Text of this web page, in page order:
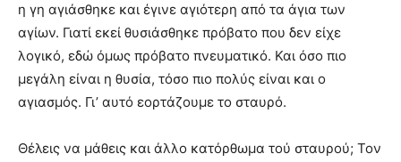
η γη αγιάσθηκε και έγινε αγιότερη από τα άγια των
αγίων. Γιατί εκεί θυσιάσθηκε πρόβατο που δεν είχε
λογικό, εδώ όμως πρόβατο πνευματικό. Και όσο πιο
μεγάλη είναι η θυσία, τόσο πιο πολύς είναι και ο
αγιασμός. Γι’ αυτό εορτάζουμε το σταυρό.
Θέλεις να μάθεις και άλλο κατόρθωμα τού σταυρού; Τον